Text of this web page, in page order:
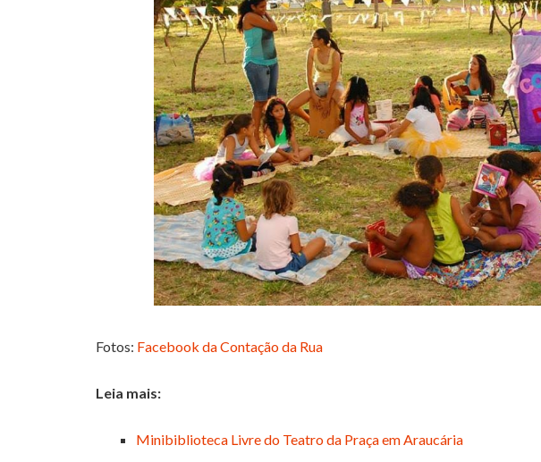
Fotos: Facebook da Contação da Rua
Leia mais:
Minibiblioteca Livre do Teatro da Praça em Araucária